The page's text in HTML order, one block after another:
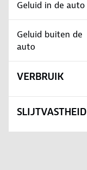
Geluid in de auto
Geluid buiten de
auto
VERBRUIK
SLIJTVASTHEID